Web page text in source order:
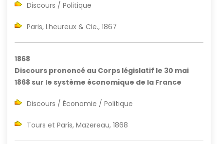
Discours / Politique
Paris, Lheureux & Cie., 1867
1868
Discours prononcé au Corps législatif le 30 mai
1868 sur le système économique de la France
Discours / Économie / Politique
Tours et Paris, Mazereau, 1868